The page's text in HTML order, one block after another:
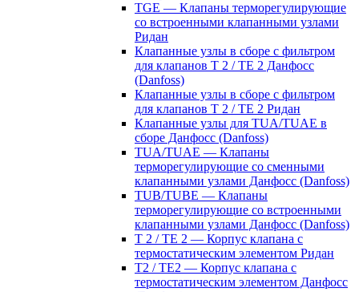
TGE — Клапаны терморегулирующие
со встроенными клапанными узлами
Ридан
Клапанные узлы в сборе с фильтром
для клапанов T 2 / TE 2 Данфосс
(Danfoss)
Клапанные узлы в сборе с фильтром
для клапанов T 2 / TE 2 Ридан
Клапанные узлы для TUA/TUAE в
сборе Данфосс (Danfoss)
TUA/TUAE — Клапаны
терморегулирующие со сменными
клапанными узлами Данфосс (Danfoss)
TUB/TUBE — Клапаны
терморегулирующие со встроенными
клапанными узлами Данфосс (Danfoss)
T 2 / TE 2 — Корпус клапана с
термостатическим элементом Ридан
T2 / TE2 — Корпус клапана с
термостатическим элементом Данфосс